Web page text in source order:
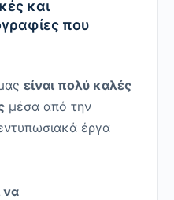
και
που
είναι πολύ καλές
μέσα από την
έργα
να